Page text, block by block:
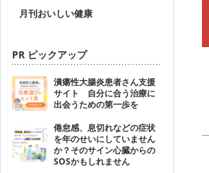
月刊おいしい健康
PR ピックアップ
潰瘍性大腸炎患者さん支援
サイト 自分に合う治療に
出会うための第一歩を
倦怠感、息切れなどの症状
を年のせいにしていません
か？そのサイン心臓からの
SOSかもしれません